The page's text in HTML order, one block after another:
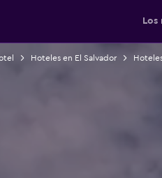
Hoteles en El Salvador